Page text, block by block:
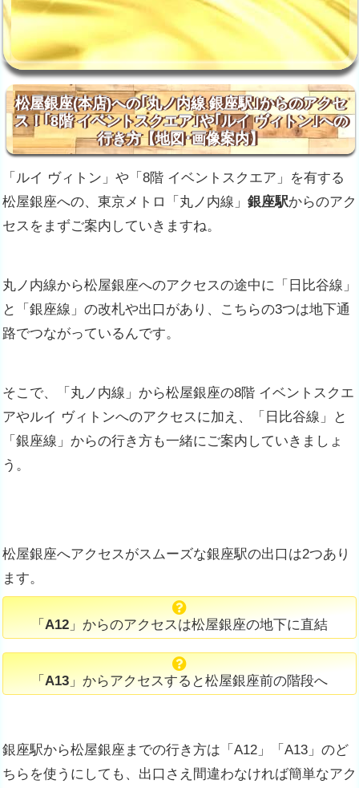
松屋銀座(本店)への｢丸ノ内線 銀座駅｣からのアクセ
ス！｢8階 イベントスクエア｣や｢ルイ ヴィトン｣への
行き方【地図･画像案内】
「ルイ ヴィトン」や「8階 イベントスクエア」を有する
松屋銀座への、東京メトロ「丸ノ内線」 銀座駅からのアク
セスをまずご案内していきますね。
丸ノ内線から松屋銀座へのアクセスの途中に「日比谷線」
と「銀座線」の改札や出口があり、こちらの3つは地下通
路でつながっているんです。
そこで、「丸ノ内線」から松屋銀座の8階 イベントスクエ
アやルイ ヴィトンへのアクセスに加え、「日比谷線」と
「銀座線」からの行き方も一緒にご案内していきましょ
う。
松屋銀座へアクセスがスムーズな銀座駅の出口は2つあり
ます。
「 A12 」からのアクセスは松屋銀座の地下に直結
「 A13 」からアクセスすると松屋銀座前の階段へ
銀座駅から松屋銀座までの行き方は「A12」「A13」のど
ちらを使うにしても、出口さえ間違わなければ簡単なアク